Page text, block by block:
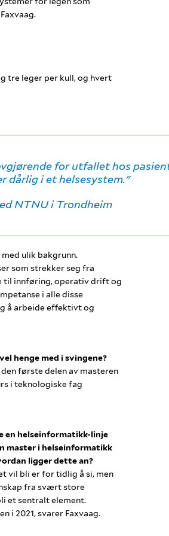
tre leger per kull, og hvert
for utfallet hos
dårlig i et helsesystem."
NTNU i Trondheim
ulik bakgrunn.
som strekker seg fra
til innføring, operativ drift og
i alle disse
å arbeide effektivt og
henge med i svingene?
første delen av masteren
i teknologiske fag
en helseinformatikk-linje
master i helseinformatikk
ligger dette an?
vil bli er for tidlig å si, men
fra svært store
et sentralt element.
i 2021, svarer Faxvaag.